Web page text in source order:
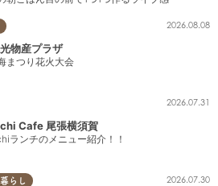
2026.08.08
物産プラザ
まつり花火大会
2026.07.31
Cafe 尾張横須賀
ランチのメニュー紹介！！
らし 2026.07.30